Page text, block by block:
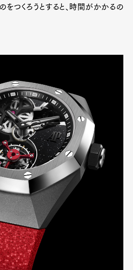
をつくろうとすると、時間がかかるの